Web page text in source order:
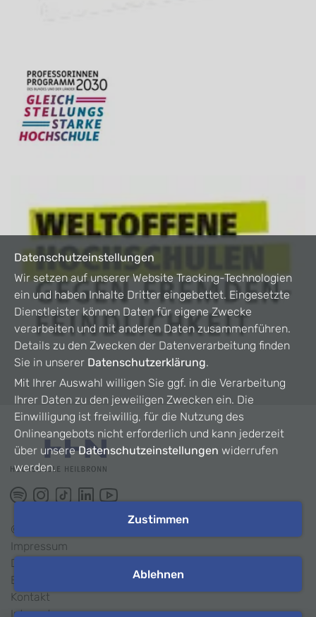
©
Impressum
Datenschutz
Barrierefreiheit
Kontakt
Intranet
Datenschutzeinstellungen
Wir setzen auf unserer Website Tracking-Technologien
ein und haben Inhalte Dritter eingebettet. Eingesetzte
Dienstleister können Daten für eigene Zwecke
verarbeiten und mit anderen Daten zusammenführen.
Details zu den Zwecken der Datenverarbeitung finden
Sie in unserer Datenschutzerklärung.
Mit Ihrer Auswahl willigen Sie ggf. in die Verarbeitung
Ihrer Daten zu den jeweiligen Zwecken ein. Die
Einwilligung ist freiwillig, für die Nutzung des
Onlineangebots nicht erforderlich und kann jederzeit
über unsereDatenschutzeinstellungen widerrufen
werden.
Zustimmen
Ablehnen